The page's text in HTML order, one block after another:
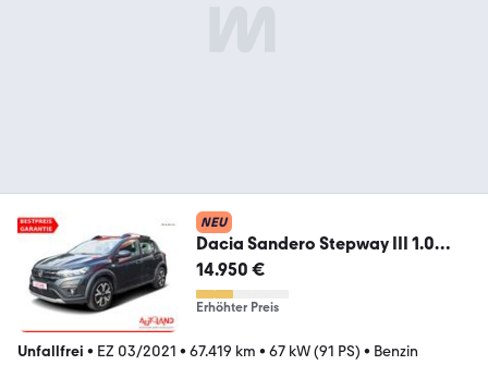
NEU
Dacia Sandero Stepway III 1.0
Comfort LED Kamera DAB
14.950 €
Erhöhter Preis
Unfallfrei • EZ 03/2021 • 67.419 km • 67 kW (91 PS) • Benzin